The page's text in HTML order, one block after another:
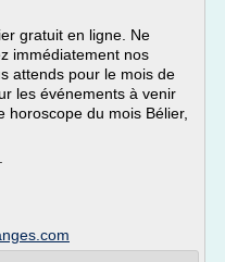
gratuit en ligne. Ne
immédiatement nos
attends pour le mois de
les événements à venir
horoscope du mois Bélier,